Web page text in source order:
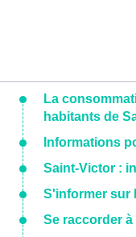
La
habitants de
Informations
Saint-Victor :
S'informer sur
Se raccorder